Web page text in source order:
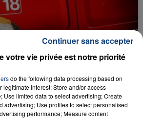
À LENS : UNE FEMME ET
LA VIE ET LA...
par le feu après avoir
et leur bébé de trois mois
votre vie privée est notre priorité
do the following data processing based on
legitimate interest: Store and/or access
Use limited data to select advertising; Create
advertising; Use profiles to select personalised
performance; Measure content
Continuer sans accepter